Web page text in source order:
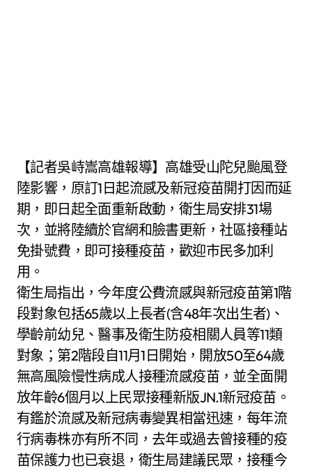
【記者吳峙嵩高雄報導】高雄受山陀兒颱風登
陸影響，原訂1日起流感及新冠疫苗開打因而延
期，即日起全面重新啟動，衛生局安排31場
次，並將陸續於官網和臉書更新，社區接種站
免掛號費，即可接種疫苗，歡迎市民多加利
用。
衛生局指出，今年度公費流感與新冠疫苗第1階
段對象包括65歲以上長者(含48年次出生者)、
學齡前幼兒、醫事及衛生防疫相關人員等11類
對象；第2階段自11月1日開始，開放50至64歲
無高風險慢性病成人接種流感疫苗，並全面開
放年齡6個月以上民眾接種新版JN.1新冠疫苗。
有鑑於流感及新冠病毒變異相當迅速，每年流
行病毒株亦有所不同，去年或過去曾接種的疫
苗保護力也已衰退，衛生局建議民眾，接種今